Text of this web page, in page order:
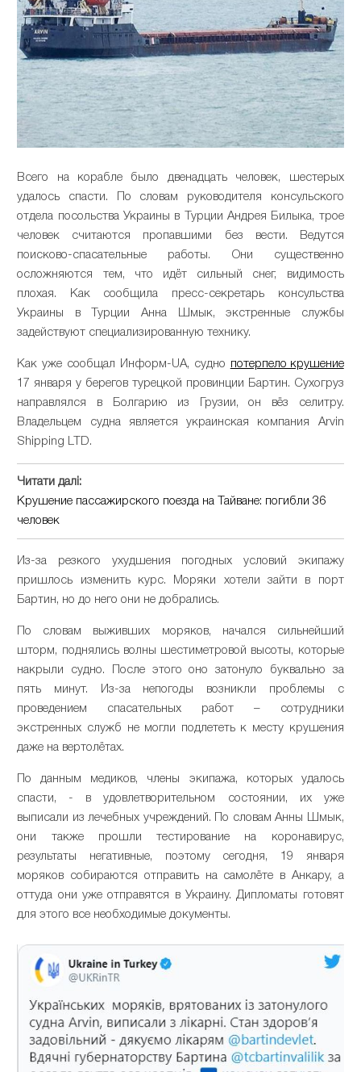
Всего на корабле было двенадцать человек, шестерых
удалось спасти. По словам руководителя консульского
отдела посольства Украины в Турции Андрея Билыка, трое
человек считаются пропавшими без вести. Ведутся
поисково-спасательные работы. Они существенно
осложняются тем, что идёт сильный снег, видимость
плохая. Как сообщила пресс-секретарь консульства
Украины в Турции Анна Шмык, экстренные службы
задействуют специализированную технику.
Как уже сообщал Информ-UA, судно потерпело крушение
17 января у берегов турецкой провинции Бартин. Сухогруз
направлялся в Болгарию из Грузии, он вёз селитру.
Владельцем судна является украинская компания Arvin
Shipping LTD.
Читати далі:
Крушение пассажирского поезда на Тайване: погибли 36
человек
Из-за резкого ухудшения погодных условий экипажу
пришлось изменить курс. Моряки хотели зайти в порт
Бартин, но до него они не добрались.
По словам выживших моряков, начался сильнейший
шторм, поднялись волны шестиметровой высоты, которые
накрыли судно. После этого оно затонуло буквально за
пять минут. Из-за непогоды возникли проблемы с
проведением спасательных работ – сотрудники
экстренных служб не могли подлететь к месту крушения
даже на вертолётах.
По данным медиков, члены экипажа, которых удалось
спасти, - в удовлетворительном состоянии, их уже
выписали из лечебных учреждений. По словам Анны Шмык,
они также прошли тестирование на коронавирус,
результаты негативные, поэтому сегодня, 19 января
моряков собираются отправить на самолёте в Анкару, а
оттуда они уже отправятся в Украину. Дипломаты готовят
для этого все необходимые документы.